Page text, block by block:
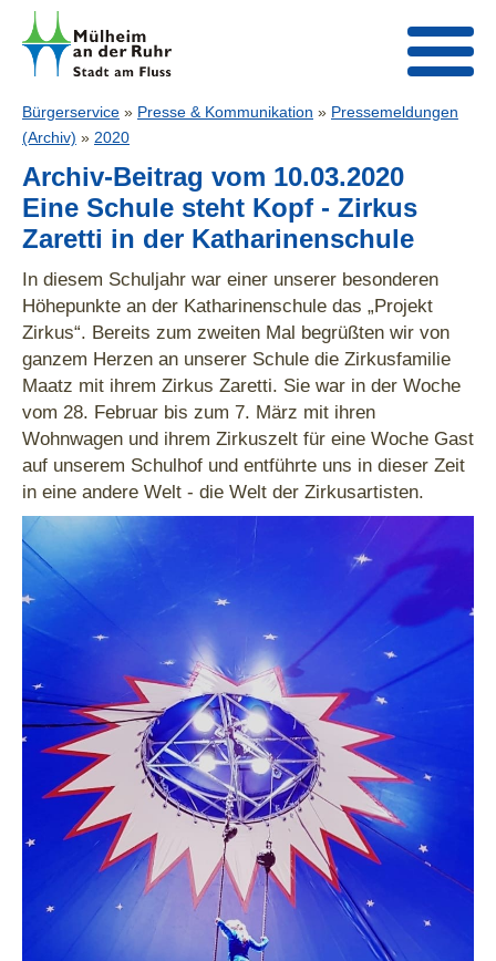
Bürgerservice » Presse & Kommunikation » Pressemeldungen
(Archiv) » 2020
Archiv-Beitrag vom 10.03.2020
Eine Schule steht Kopf - Zirkus
Zaretti in der Katharinenschule
In diesem Schuljahr war einer unserer besonderen
Höhepunkte an der Katharinenschule das „Projekt
Zirkus“. Bereits zum zweiten Mal begrüßten wir von
ganzem Herzen an unserer Schule die Zirkusfamilie
Maatz mit ihrem Zirkus Zaretti. Sie war in der Woche
vom 28. Februar bis zum 7. März mit ihren
Wohnwagen und ihrem Zirkuszelt für eine Woche Gast
auf unserem Schulhof und entführte uns in dieser Zeit
in eine andere Welt - die Welt der Zirkusartisten.